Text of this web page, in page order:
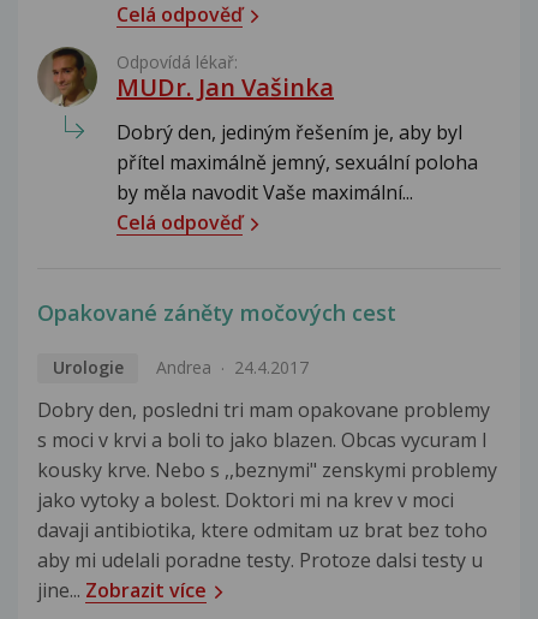
Celá odpověď
Odpovídá lékař:
MUDr. Jan Vašinka
Dobrý den, jediným řešením je, aby byl
přítel maximálně jemný, sexuální poloha
by měla navodit Vaše maximální...
Celá odpověď
Opakované záněty močových cest
Urologie Andrea 24.4.2017
Dobry den, posledni tri mam opakovane problemy
s moci v krvi a boli to jako blazen. Obcas vycuram I
kousky krve. Nebo s ,,beznymi" zenskymi problemy
jako vytoky a bolest. Doktori mi na krev v moci
davaji antibiotika, ktere odmitam uz brat bez toho
aby mi udelali poradne testy. Protoze dalsi testy u
jine... Zobrazit více